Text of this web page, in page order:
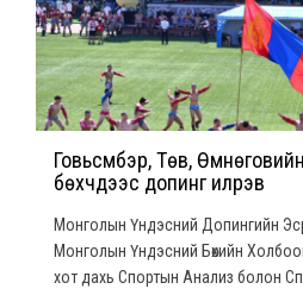
Говьсүмбэр, Төв, Өмнөговийн
бөхчүүдээс допинг илрэв
Монголын Үндэсний Допингийн
Монголын Үндэсний Бөхийн
хот дахь Спортын Анализ болон